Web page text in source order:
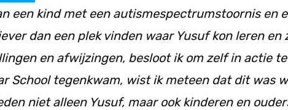
een kind met een autismespectrumstoornis en
dan een plek vinden waar Yusuf kon leren en
en afwijzingen, besloot ik om zelf in actie
School tegenkwam, wist ik meteen dat dit was
niet alleen Yusuf, maar ook kinderen en